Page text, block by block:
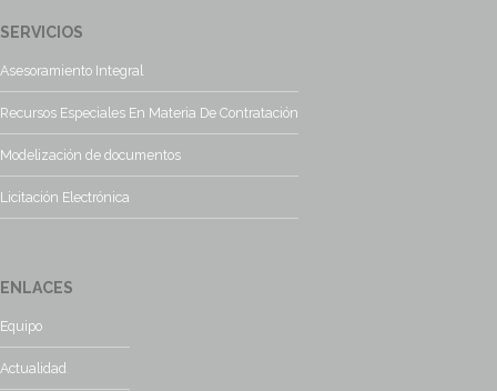
SERVICIOS
Asesoramiento Integral
Recursos Especiales En Materia De Contratación
Modelización de documentos
Licitación Electrónica
ENLACES
Equipo
Actualidad